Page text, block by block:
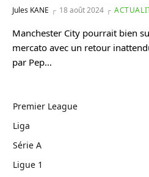
Jules KANE 18 août 2024
Manchester City pourrait bien
mercato avec un retour
par Pep…
Premier League
Liga
Série A
Ligue 1